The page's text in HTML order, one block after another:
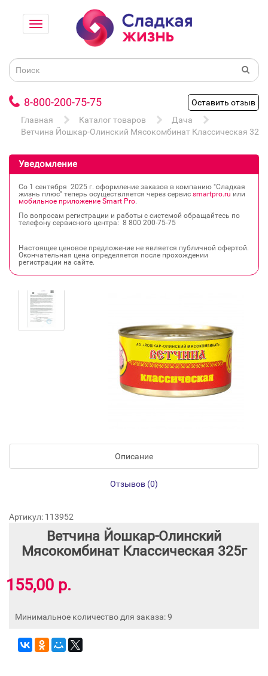
8-800-200-75-75
Оставить отзыв
Главная
Каталог товаров
Дача
Ветчина Йошкар-Олинский Мясокомбинат Классическая 325г
Уведомление
Со 1 сентября 2025 г. оформление заказов в компанию "Сладкая
жизнь плюс" теперь осуществляется через сервис smartpro.ru или
мобильное приложение Smart Pro.
По вопросам регистрации и работы с системой обращайтесь по
телефону сервисного центра: 8 800 200‐75‐75
Настоящее ценовое предложение не является публичной офертой.
Окончательная цена определяется после прохождении
регистрации на сайте.
Описание
Отзывов (0)
Артикул: 113952
Ветчина Йошкар-Олинский
Мясокомбинат Классическая 325г
155,00 р.
Минимальное количество для заказа: 9